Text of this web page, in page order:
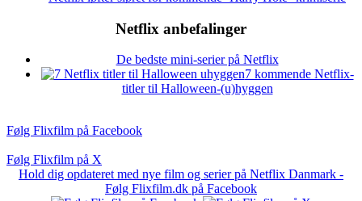
Netflix anbefalinger
De bedste mini-serier på Netflix
7 kommende Netflix-
titler til Halloween-(u)hyggen
Følg Flixfilm på Facebook
Følg Flixfilm på X
Hold dig opdateret med nye film og serier på Netflix Danmark -
Følg Flixfilm.dk på Facebook